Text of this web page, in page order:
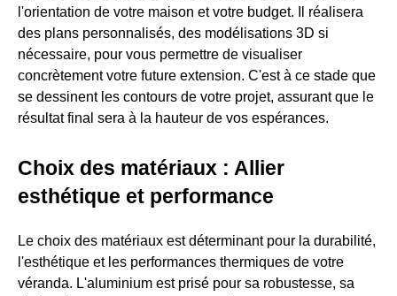
l'orientation de votre maison et votre budget. Il réalisera
des plans personnalisés, des modélisations 3D si
nécessaire, pour vous permettre de visualiser
concrètement votre future extension. C'est à ce stade que
se dessinent les contours de votre projet, assurant que le
résultat final sera à la hauteur de vos espérances.
Choix des matériaux : Allier
esthétique et performance
Le choix des matériaux est déterminant pour la durabilité,
l'esthétique et les performances thermiques de votre
véranda. L'aluminium est prisé pour sa robustesse, sa